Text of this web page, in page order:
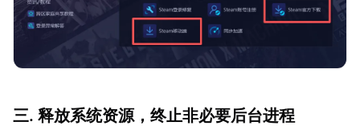
三. 释放系统资源，终止非必要后台进程